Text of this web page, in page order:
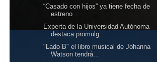
“Casado con hijos” ya tiene fecha de
estreno
Experta de la Universidad Autónoma
destaca promulg...
"Lado B" el libro musical de Johanna
Watson tendrá...